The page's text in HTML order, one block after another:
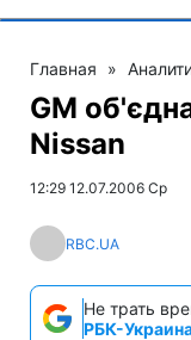
Главная »
GM
Nissan
12:29 12.07.2006 Ср
RBC.UA
Не трать
РБК-